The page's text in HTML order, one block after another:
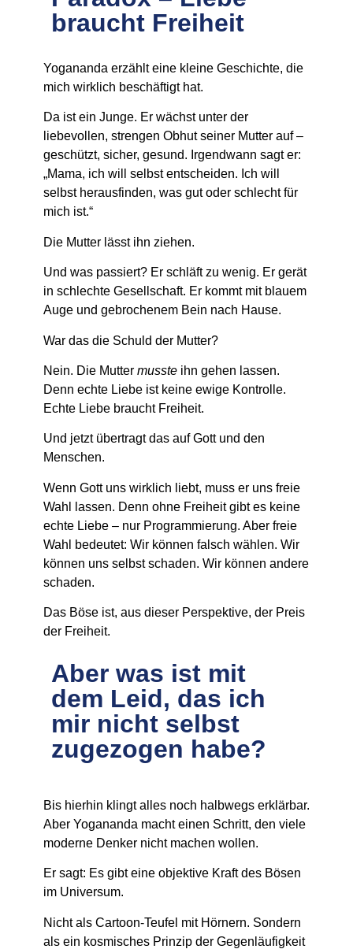
braucht Freiheit
Yogananda erzählt eine kleine Geschichte, die
mich wirklich beschäftigt hat.
Da ist ein Junge. Er wächst unter der
liebevollen, strengen Obhut seiner Mutter auf –
geschützt, sicher, gesund. Irgendwann sagt er:
„Mama, ich will selbst entscheiden. Ich will
selbst herausfinden, was gut oder schlecht für
mich ist.“
Die Mutter lässt ihn ziehen.
Und was passiert? Er schläft zu wenig. Er gerät
in schlechte Gesellschaft. Er kommt mit blauem
Auge und gebrochenem Bein nach Hause.
War das die Schuld der Mutter?
Nein. Die Mutter musste ihn gehen lassen.
Denn echte Liebe ist keine ewige Kontrolle.
Echte Liebe braucht Freiheit.
Und jetzt übertragt das auf Gott und den
Menschen.
Wenn Gott uns wirklich liebt, muss er uns freie
Wahl lassen. Denn ohne Freiheit gibt es keine
echte Liebe – nur Programmierung. Aber freie
Wahl bedeutet: Wir können falsch wählen. Wir
können uns selbst schaden. Wir können andere
schaden.
Das Böse ist, aus dieser Perspektive, der Preis
der Freiheit.
Aber was ist mit
dem Leid, das ich
mir nicht selbst
zugezogen habe?
Bis hierhin klingt alles noch halbwegs erklärbar.
Aber Yogananda macht einen Schritt, den viele
moderne Denker nicht machen wollen.
Er sagt: Es gibt eine objektive Kraft des Bösen
im Universum.
Nicht als Cartoon-Teufel mit Hörnern. Sondern
als ein kosmisches Prinzip der Gegenläufigkeit